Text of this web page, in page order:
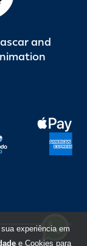
and
experiência em
e Cookies para